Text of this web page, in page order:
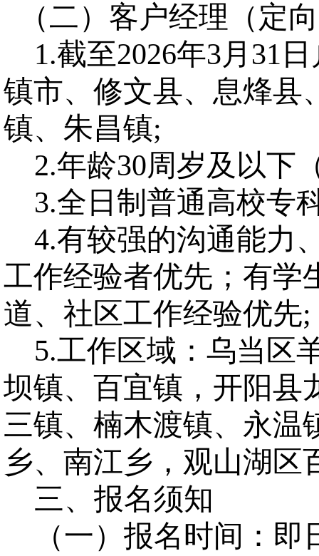
（二）客户经理（定
1.截至2026年3月31日
镇市、修文县、息烽县
镇、朱昌镇;
2.年龄30周岁及以下
3.全日制普通高校专
4.有较强的沟通能力
工作经验者优先；有学
道、社区工作经验优先;
5.工作区域 ：乌当区
坝镇、百宜镇 ， 开阳县
三镇、楠木渡镇、永温
乡、南江乡，观山湖区
三、报名须知
（一）报名时间：即